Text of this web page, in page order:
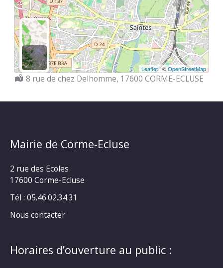
Leaflet| ©OpenStreetMap
Localisation :
8 rue de chez Delhomme, 17600 CORME-ECLUSE
Mairie de Corme-Ecluse
2 rue des Ecoles
17600 Corme-Ecluse
Tél : 05.46.02.34.31
Nous contacter
Horaires d’ouverture au public :